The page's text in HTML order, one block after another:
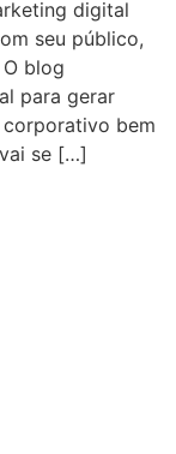
digital
seu público,
blog
para gerar
bem
se […]